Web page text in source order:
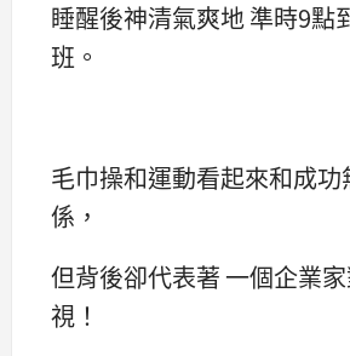
睡醒後神清氣爽地 準時9點
班。
毛巾操和運動看起來和成功
係，
但背後卻代表著 一個企業
視！